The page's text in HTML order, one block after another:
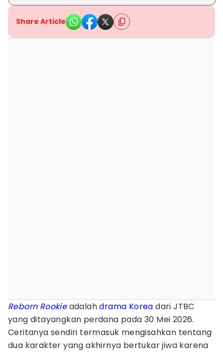
Share Article
Reborn Rookieadalahdrama Korea dari JTBC
yang ditayangkan perdana pada 30 Mei 2026.
Ceritanya sendiri termasuk mengisahkan tentang
dua karakter yang akhirnya bertukar jiwa karena